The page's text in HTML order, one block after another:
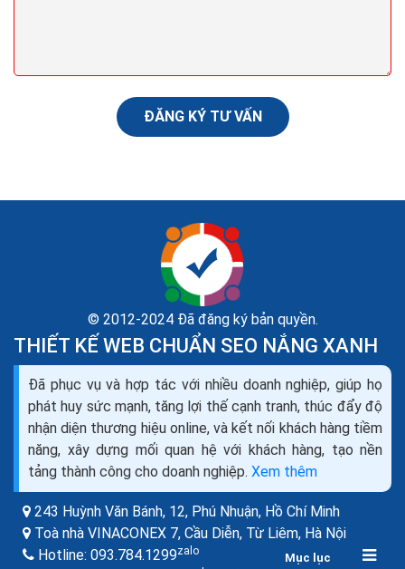
Mục lục
hàng. Hi vọng với những chia sẻ trong bài viết này của...
Cách chậy quảng cáo nội thất bán trên Facebook
Zalo Tiktok Web ra đơn
Ngành nội thất yêu cầu chi phí kinh doanh rất cao, do đó
nhà quảng cáo cũng sẵn sàng đầu tư mạnh vào
Marketing để đem lại nhiều lợi nhuận hơn nữa. Vậy...
ĐĂNG KÝ TƯ VẤN
© 2012-2024 Đã đăng ký bản quyền.
THIẾT KẾ WEB CHUẨN SEO NẮNG XANH
Đã phục vụ và hợp tác với nhiều doanh nghiệp, giúp họ
phát huy sức mạnh, tăng lợi thế cạnh tranh, thúc đẩy độ
nhận diện thương hiệu online, và kết nối khách hàng tiềm
năng, xây dựng mối quan hệ với khách hàng, tạo nền
tảng thành công cho doanh nghiệp. Xem thêm
243 Huỳnh Văn Bánh, 12, Phú Nhuận, Hồ Chí Minh
Toà nhà VINACONEX 7, Cầu Diễn, Từ Liêm, Hà Nội
Hotline: 093.784.1299zalo